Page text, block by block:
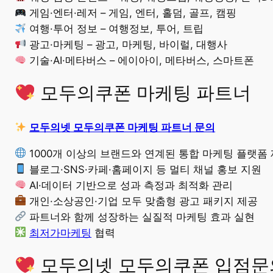
게임·엔터·레저 – 게임, 엔터, 홀덤, 골프, 캠핑
여행·투어 정보 – 여행정보, 투어, 트립
광고·마케팅 – 광고, 마케팅, 바이럴, 대행사
기술·AI·메타버스 – 에이아이, 메타버스, 스마트폰
모두의쿠폰 마케팅 파트너
모두의넷 모두의쿠폰 마케팅 파트너 문의
1000개 이상의 브랜드와 연계된 통합 마케팅 플랫폼
블로그·SNS·카페·홈페이지 등 멀티 채널 홍보 지원
AI·데이터 기반으로 성과 측정과 최적화 관리
개인·소상공인·기업 모두 맞춤형 광고 패키지 제공
파트너와 함께 성장하는 실질적 마케팅 효과 실현
최저가마케팅 협력
모두의넷 모두의쿠폰 입점